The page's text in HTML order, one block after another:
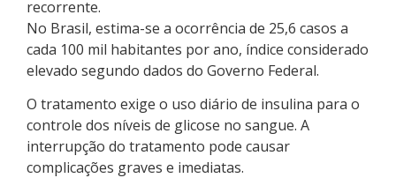
recorrente.
No Brasil, estima-se a ocorrência de 25,6 casos a
cada 100 mil habitantes por ano, índice considerado
elevado segundo dados do Governo Federal.
O tratamento exige o uso diário de insulina para o
controle dos níveis de glicose no sangue. A
interrupção do tratamento pode causar
complicações graves e imediatas.